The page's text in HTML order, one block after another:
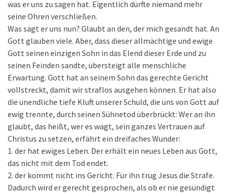
was er uns zu sagen hat. Eigentlich dürfte niemand mehr
seine Ohren verschließen.
Was sagt er uns nun? Glaubt an den, der mich gesandt hat. An
Gott glauben viele. Aber, dass dieser allmächtige und ewige
Gott seinen einzigen Sohn in das Elend dieser Erde und zu
seinen Feinden sandte, übersteigt alle menschliche
Erwartung. Gott hat an seinem Sohn das gerechte Gericht
vollstreckt, damit wir straflos ausgehen können. Er hat also
die unendliche tiefe Kluft unserer Schuld, die uns von Gott auf
ewig trennte, durch seinen Sühnetod überbrückt: Wer an ihn
glaubt, das heißt, wer es wagt, sein ganzes Vertrauen auf
Christus zu setzen, erfährt ein dreifaches Wunder:
1. der hat ewiges Leben. Der erhält ein neues Leben aus Gott,
das nicht mit dem Tod endet.
2. der kommt nicht ins Gericht. Für ihn trug Jesus die Strafe.
Dadurch wird er gerecht gesprochen, als ob er nie gesündigt